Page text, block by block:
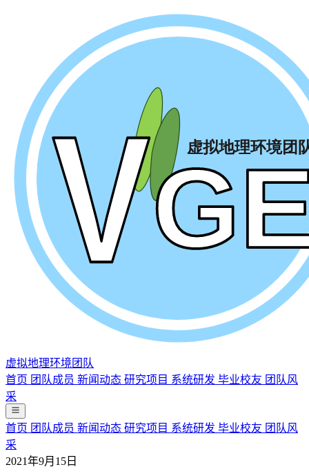
虚拟地理环境团队
首页 团队成员 新闻动态 研究项目 系统研发 毕业校友 团队风
采
首页 团队成员 新闻动态 研究项目 系统研发 毕业校友 团队风
采
2021年9月15日